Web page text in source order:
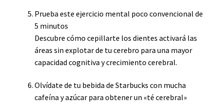
Prueba este ejercicio mental poco convencional de
5 minutos
Descubre cómo cepillarte los dientes activará las
áreas sin explotar de tu cerebro para una mayor
capacidad cognitiva y crecimiento cerebral.
Olvídate de tu bebida de Starbucks con mucha
cafeína y azúcar para obtener un «té cerebral»